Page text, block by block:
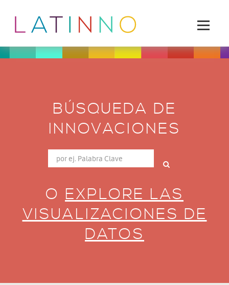
BÚSQUEDA DE
INNOVACIONES
O EXPLORE LAS
VISUALIZACIONES DE
DATOS